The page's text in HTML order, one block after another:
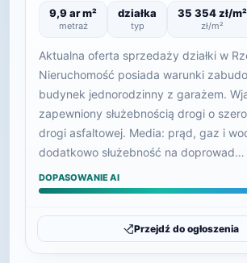
9,9 ar m²
metraż
działka
typ
35 354 zł/m²
zł/m²
Aktualna oferta sprzedaży działki w
Nieruchomość posiada warunki
budynek jednorodzinny z garażem.
zapewniony służebnością drogi o
drogi asfaltowej. Media: prąd, gaz i
dodatkowo służebność na doprowad…
DOPASOWANIE AI
Przejdź do ogłoszenia